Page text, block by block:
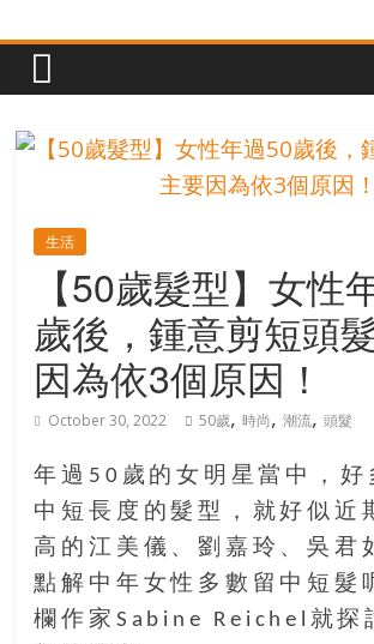
命
的
寶
藏
金
銀
共
創
人
生
生活
【50歲髮型】女性
歲後，鍾意剪短頭
因為依3個原因！
October 30, 2022 50歲,時尚,潮流,頭髮
年過50歲的女明星當中，好
中短長度的髮型，就好似近
高的江美儀、劉嘉玲、吳君
點解中年女性多數留中短髮
欄作家Sabine Reichel就探